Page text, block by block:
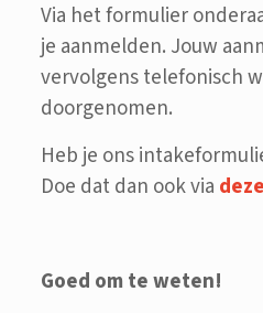
Via het formulier
je aanmelden. Jouw
vervolgens telefonisch
doorgenomen.
Heb je ons
Doe dat dan ook via
Goed om te weten!